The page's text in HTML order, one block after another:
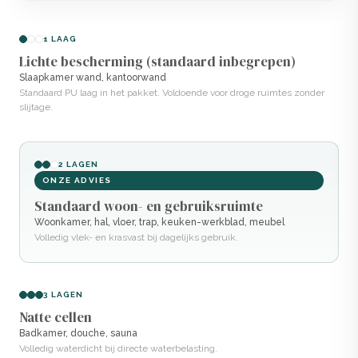
1 LAAG
Lichte bescherming (standaard inbegrepen)
Slaapkamer wand, kantoorwand
Standaard PU laag in het pakket. Voldoende voor droge ruimtes zonder
slijtage.
2 LAGEN
ONZE ADVIES
Standaard woon- en gebruiksruimte
Woonkamer, hal, vloer, trap, keuken-werkblad, meubel
Volledig vlek- en krasvast bij dagelijks gebruik.
3 LAGEN
Natte cellen
Badkamer, douche, sauna
Volledig waterdicht bij directe waterbelasting.